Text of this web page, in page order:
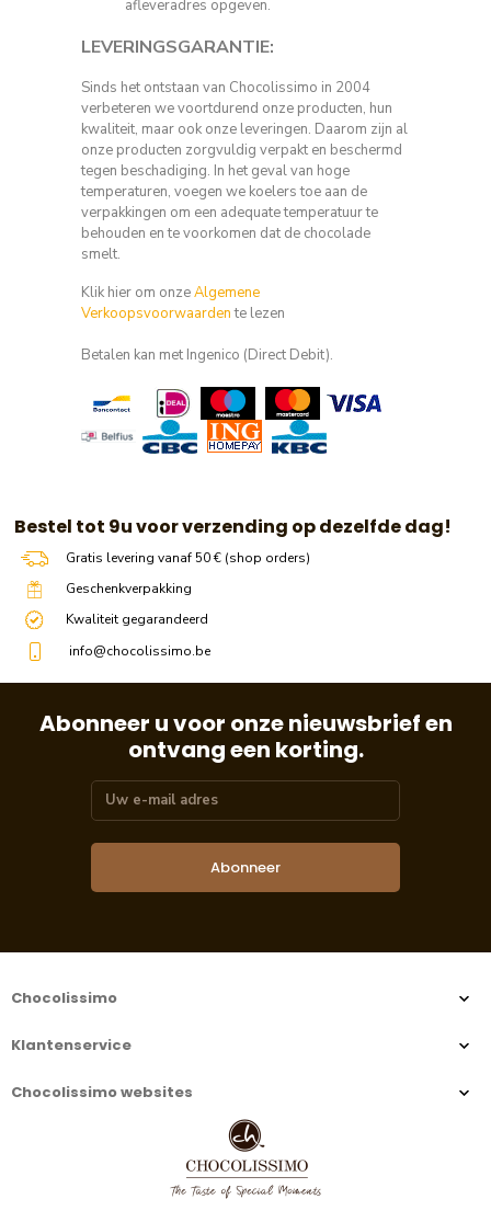
afleveradres opgeven.​
LEVERINGSGARANTIE:
Sinds het ontstaan van Chocolissimo in 2004
verbeteren we voortdurend onze producten, hun
kwaliteit, maar ook onze leveringen. Daarom zijn al
onze producten zorgvuldig verpakt en beschermd
tegen beschadiging. In het geval van hoge
temperaturen, voegen we koelers toe aan de
verpakkingen om een adequate temperatuur te
behouden en te voorkomen dat de chocolade
smelt.
Klik hier om onzeAlgemene
Verkoopsvoorwaardente lezen
Betalen kan met Ingenico (Direct Debit).
​​ Bestel tot 9u voor verzending op dezelfde dag!
Gratis levering vanaf 50 € (shop orders)
Geschenkverpakking
Kwaliteit gegarandeerd
info@chocolissimo.be
Abonneer u voor onze nieuwsbrief en
ontvang een korting.
Abonneer
Chocolissimo
Klantenservice
Chocolissimo websites